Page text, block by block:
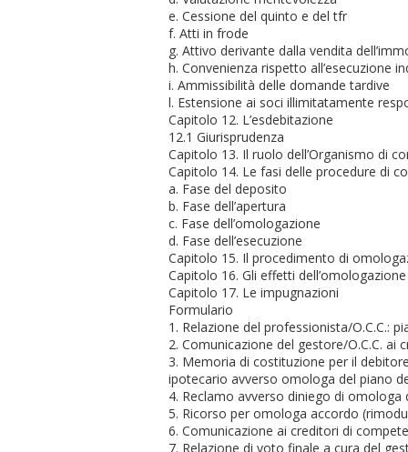
e. Cessione del quinto e del tfr
f. Atti in frode
g. Attivo derivante dalla vendita
h. Convenienza rispetto all’esecuzione
i. Ammissibilità delle domande tardive
l. Estensione ai soci illimitatamente
Capitolo 12. L’esdebitazione
12.1 Giurisprudenza
Capitolo 13. Il ruolo dell’Organismo di
Capitolo 14. Le fasi delle procedure di
a. Fase del deposito
b. Fase dell’apertura
c. Fase dell’omologazione
d. Fase dell’esecuzione
Capitolo 15. Il procedimento di
Capitolo 16. Gli effetti dell’omologazione
Capitolo 17. Le impugnazioni
Formulario
1. Relazione del professionista/O.C.C.:
2. Comunicazione del gestore/O.C.C. ai
3. Memoria di costituzione per il
ipotecario avverso omologa del piano
4. Reclamo avverso diniego di
5. Ricorso per omologa accordo
6. Comunicazione ai creditori di
7. Relazione di voto finale a cura del